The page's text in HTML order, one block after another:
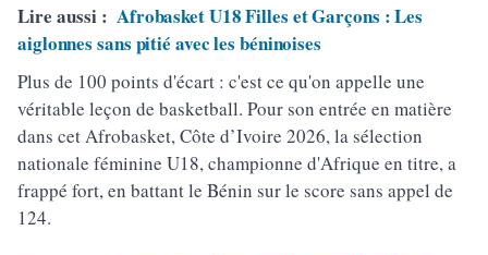
Lire aussi : Afrobasket U18 Filles et Garçons : Les
aiglonnes sans pitié avec les béninoises
Plus de 100 points d'écart : c'est ce qu'on appelle une
véritable leçon de basketball. Pour son entrée en matière
dans cet Afrobasket, Côte d’Ivoire 2026, la sélection
nationale féminine U18, championne d'Afrique en titre, a
frappé fort, en battant le Bénin sur le score sans appel de
124.